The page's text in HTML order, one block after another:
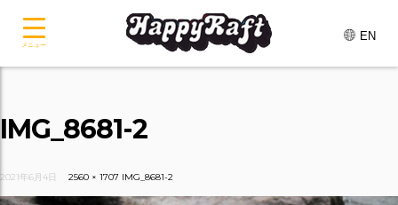
EN
IMG_8681-2
2021年6月4日 2560 × 1707 IMG_8681-2
メニュー